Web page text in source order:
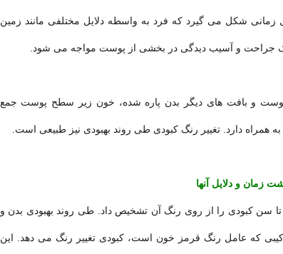
زمانی شکل می گیرد که فرد به واسطه دلایل مختلفی مانند زمین
جراحت و آسیب دیدگی در بخشی از پوست مواجه می شود.
و بافت های دیگر بدن پاره شده، خون زیر سطح پوست جمع
همراه دارد. تغییر رنگ کبودی طی روند بهبودی نیز طبیعی است.
زمان و دلایل آنها
تا سن کبودی را از روی رنگ آن تشخیص داد. طی روند بهبودی بدن و
که عامل رنگ قرمز خون است، کبودی تغییر رنگ می دهد. این